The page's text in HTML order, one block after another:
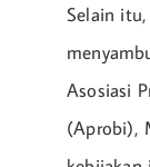
Selain
Asosiasi
(Aprobi),